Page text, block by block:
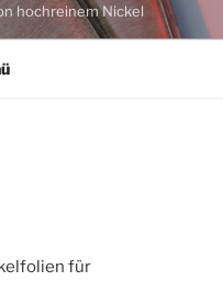
hochreinem Nickel
für